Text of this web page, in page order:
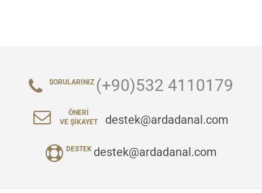
SORULARINIZ (+90)532 4110179
ÖNERI
VE ŞIKAYET
destek@ardadanal.com
DESTEK destek@ardadanal.com